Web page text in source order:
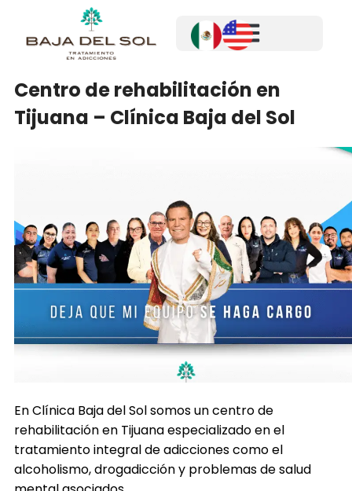
Centro de rehabilitación en
Tijuana – Clínica Baja del Sol
En Clínica Baja del Sol somos un centro de
rehabilitación en Tijuana especializado en el
tratamiento integral de adicciones como el
alcoholismo, drogadicción y problemas de salud